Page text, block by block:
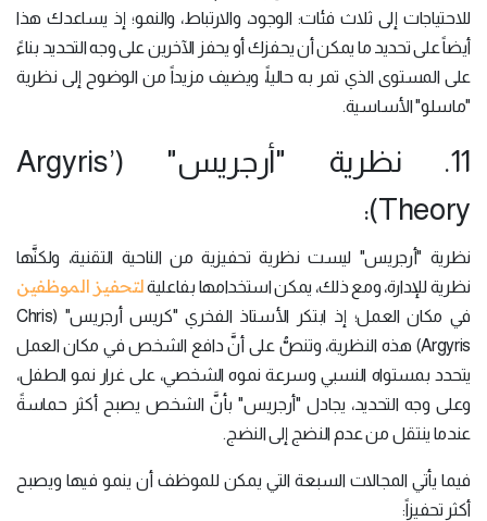
للاحتياجات إلى ثلاث فئات: الوجود، والارتباط، والنمو؛ إذ يساعدك هذا
أيضاً على تحديد ما يمكن أن يحفزك أو يحفز الآخرين على وجه التحديد بناءً
على المستوى الذي تمر به حالياً، ويضيف مزيداً من الوضوح إلى نظرية
"ماسلو" الأساسية.
11. نظرية "أرجريس" (Argyris’
Theory):
نظرية "أرجريس" ليست نظرية تحفيزية من الناحية التقنية، ولكنَّها
نظرية للإدارة، ومع ذلك، يمكن استخدامها بفاعليةلتحفيز الموظفين
في مكان العمل؛ إذ ابتكر الأستاذ الفخري "كريس أرجريس" (Chris
Argyris) هذه النظرية، وتنصُّ على أنَّ دافع الشخص في مكان العمل
يتحدد بمستواه النسبي وسرعة نموه الشخصي، على غرار نمو الطفل،
وعلى وجه التحديد، يجادل "أرجريس" بأنَّ الشخص يصبح أكثر حماسةً
عندما ينتقل من عدم النضج إلى النضج.
فيما يأتي المجالات السبعة التي يمكن للموظف أن ينمو فيها ويصبح
أكثر تحفيزاً: